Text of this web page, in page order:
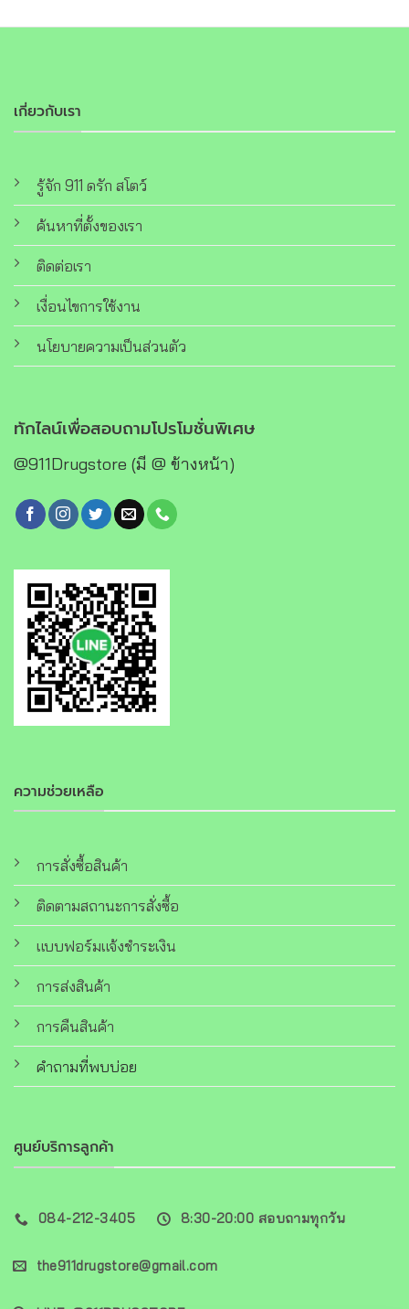
เกี่ยวกับเรา
รู้จัก 911 ดรัก สโตว์
ค้นหาที่ตั้งของเรา
ติดต่อเรา
เงื่อนไขการใช้งาน
นโยบายความเป็นส่วนตัว
ความช่วยเหลือ
การสั่งซื้อสินค้า
ติดตามสถานะการสั่งซื้อ
แบบฟอร์มแจ้งชำระเงิน
การส่งสินค้า
การคืนสินค้า
คำถามที่พบบ่อย
ศูนย์บริการลูกค้า
084-212-3405 8:30-20:00 สอบถามทุกวัน
the911drugstore@gmail.com
ทักไลน์เพื่อสอบถามโปรโมชั่นพิเศษ
@911Drugstore (มี @ ข้างหน้า)